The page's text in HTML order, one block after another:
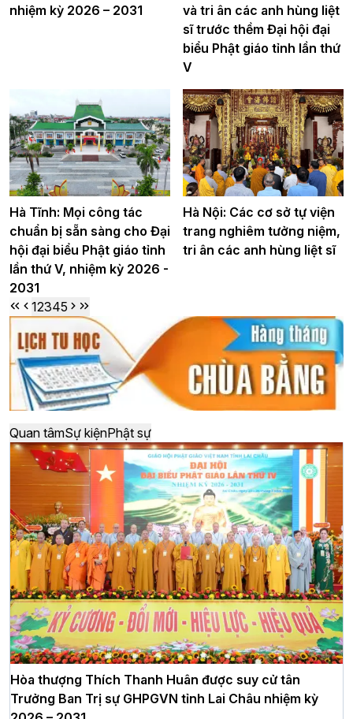
nhiệm kỳ 2026 – 2031
và tri ân các anh hùng liệt
sĩ trước thềm Đại hội đại
biểu Phật giáo tỉnh lần thứ
V
Hà Tĩnh: Mọi công tác
chuẩn bị sẵn sàng cho Đại
hội đại biểu Phật giáo tỉnh
lần thứ V, nhiệm kỳ 2026 -
2031
Hà Nội: Các cơ sở tự viện
trang nghiêm tưởng niệm,
tri ân các anh hùng liệt sĩ
12345
Quan tâmSự kiệnPhật sự
Hòa thượng Thích Thanh Huân được suy cử tân
Trưởng Ban Trị sự GHPGVN tỉnh Lai Châu nhiệm kỳ